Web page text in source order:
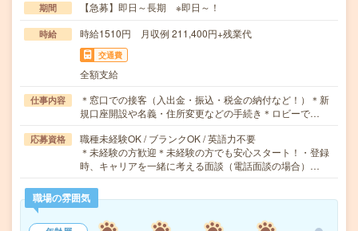
期間 【急募】即日～長期 ※即日～！
時給 時給1510円 月収例 211,400円+残業代
交通費
全額支給
仕事内容
＊窓口での接客（入出金・振込・税金の納付など！）＊新
規口座開設や名義・住所変更などの手続き＊ロビーで…
応募資格
職種未経験OK / ブランクOK / 英語力不要
＊未経験の方歓迎＊未経験の方でも安心スタート！・登録
時、キャリアを一緒に考える面談（電話面談の場合）…
職場の雰囲気